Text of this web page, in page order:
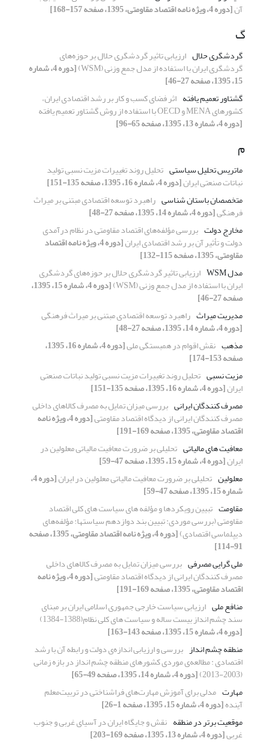
آن[دوره 4، ویژه نامه اقتصاد مقاومتی، 1395، صفحه 157-168]
گ
گردشگری حلال ارزیابی تاثیر گردشگری حلال بر حوزه‌های
گردشگری ایران با استفاده از مدل جمع وزنی (WSM) [دوره 4، شماره
15، 1395، صفحه 27-46]
گشتاور تعمیم یافته اثر فضای کسب و کار بر رشد اقتصادی ایران،
کشورهای MENA و OECD با استفاده از روش گشتاور تعمیم یافته
[دوره 4، شماره 13، 1395، صفحه 65-96]
م
ماتریس تحلیل سیاستی تحلیل روند تغییرات مزیت نسبی تولید
نباتات صنعتی ایران[دوره 4، شماره 16، 1395، صفحه 135-151]
متخصصان باستان شناسی راهبرد توسعه اقتصادی مبتنی بر میراث
فرهنگی[دوره 4، شماره 14، 1395، صفحه 27-48]
مخارج دولت بررسی مؤلفه‌های اقتصاد مقاومتی در نظام درآمدی
دولت و تأثیر آن بر رشد اقتصادی ایران [دوره 4، ویژه نامه اقتصاد
مقاومتی، 1395، صفحه 115-132]
مدل WSM
ارزیابی تاثیر گردشگری حلال بر حوزه‌های گردشگری
ایران با استفاده از مدل جمع وزنی (WSM) [دوره 4، شماره 15، 1395،
صفحه 27-46]
مدیریت میراث راهبرد توسعه اقتصادی مبتنی بر میراث فرهنگی
[دوره 4، شماره 14، 1395، صفحه 27-48]
مذهب نقش اقوام در همبستگی ملی [دوره 4، شماره 16، 1395،
صفحه 153-174]
مزیت نسبی تحلیل روند تغییرات مزیت نسبی تولید نباتات صنعتی
ایران[دوره 4، شماره 16، 1395، صفحه 135-151]
مصرف کنندگان ایرانی بررسی میزان تمایل به مصرف کالاهای داخلی
مصرف کنندگان ایرانی از دیدگاه اقتصاد مقاومتی [دوره 4، ویژه نامه
اقتصاد مقاومتی، 1395، صفحه 169-191]
معافیت های مالیاتی تحلیلی بر ضرورت معافیت مالیاتی معلولین در
ایران[دوره 4، شماره 15، 1395، صفحه 47-59]
معلولین تحلیلی بر ضرورت معافیت مالیاتی معلولین در ایران [دوره 4،
شماره 15، 1395، صفحه 47-59]
مقاومت تبیین رویکردها و مؤلفه‏ های سیاست های کلی‏ اقتصاد
مقاومتی (بررسی موردی: تبیین بند دوازدهم سیاست‏ها: مؤلفه‌های
دیپلماسی اقتصادی) [دوره 4، ویژه نامه اقتصاد مقاومتی، 1395، صفحه
91-114]
ملی گرایی مصرفی بررسی میزان تمایل به مصرف کالاهای داخلی
مصرف کنندگان ایرانی از دیدگاه اقتصاد مقاومتی [دوره 4، ویژه نامه
اقتصاد مقاومتی، 1395، صفحه 169-191]
منافع ملی ارزیابی سیاست خارجی جمهوری اسلامی ایران بر مبنای
سند چشم انداز بیست ساله و سیاست های کلی نظام(1388-1384)
[دوره 4، شماره 15، 1395، صفحه 143-163]
منطقه چشم انداز بررسی و ارزیابی اندازه‌ی دولت و رابطه آن با رشد
اقتصادی : مطالعه‌ی موردی کشورهای منطقه چشم انداز در بازه زمانی
(2003-2013)
[دوره 4، شماره 14، 1395، صفحه 49-65]
مهارت مدلی برای آموزش مهارت‌های فراشناختی در تربیت‌معلم
آینده[دوره 4، شماره 15، 1395، صفحه 1-26]
موقعیت برتر در منطقه نقش و جایگاه ایران در آسیای غربی و جنوب
غربی[دوره 4، شماره 13، 1395، صفحه 169-203]